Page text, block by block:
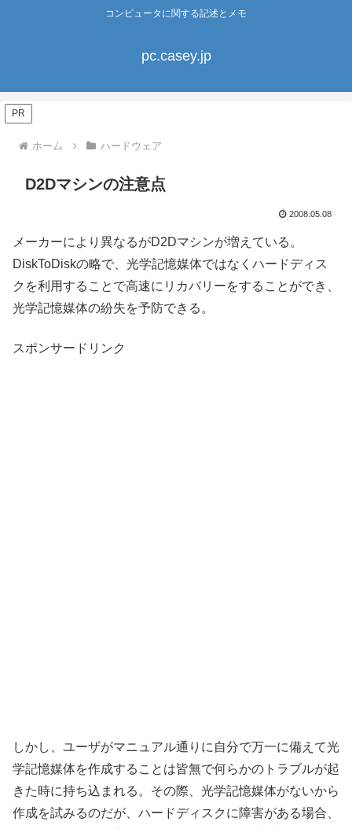
コンピュータに関する記述とメモ
pc.casey.jp
PR
ホーム ハードウェア
D2Dマシンの注意点
2008.05.08
メーカーにより異なるがD2Dマシンが増えている。
DiskToDiskの略で、光学記憶媒体ではなくハードディス
クを利用することで高速にリカバリーをすることができ、
光学記憶媒体の紛失を予防できる。
スポンサードリンク
しかし、ユーザがマニュアル通りに自分で万一に備えて光
学記憶媒体を作成することは皆無で何らかのトラブルが起
きた時に持ち込まれる。その際、光学記憶媒体がないから
作成を試みるのだが、ハードディスクに障害がある場合、